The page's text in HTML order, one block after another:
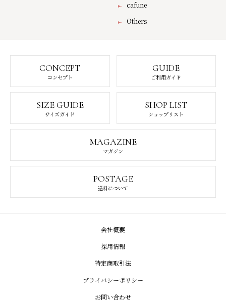
cafune
Others
CONCEPT
コンセプト
GUIDE
ご利用ガイド
SIZE GUIDE
サイズガイド
SHOP LIST
ショップリスト
MAGAZINE
マガジン
POSTAGE
送料について
会社概要
採用情報
特定商取引法
プライバシーポリシー
お問い合わせ